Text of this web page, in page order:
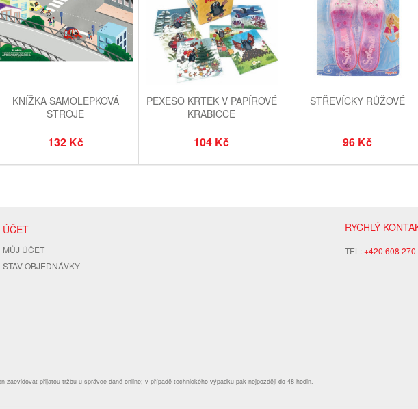
KNÍŽKA SAMOLEPKOVÁ
STROJE
132 Kč
PEXESO KRTEK V PAPÍROVÉ
KRABIČCE
104 Kč
STŘEVÍČKY RŮŽOVÉ
96 Kč
RYCHLÝ
TEL:+420 608 270
ÚČET
MŮJ ÚČET
STAV OBJEDNÁVKY
přijatou tržbu u správce daně online; v případě technického výpadku pak nejpozději do 48 hodin.